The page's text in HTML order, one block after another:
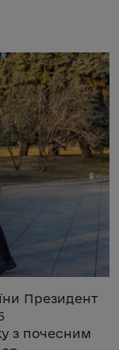
Президент
з почесним